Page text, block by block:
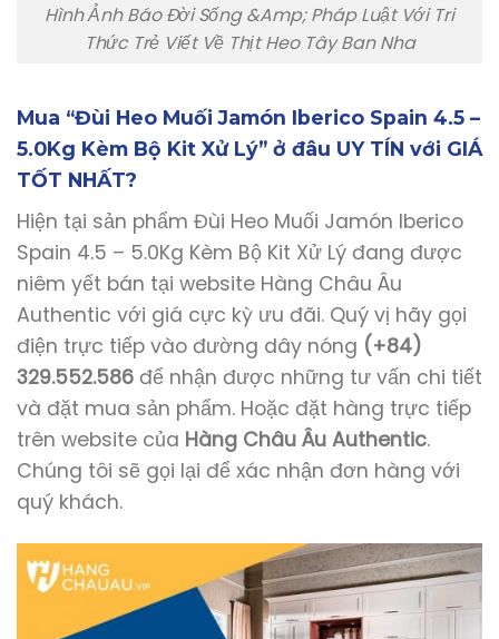
Hình Ảnh Báo Đời Sống &Amp; Pháp Luật Với Tri
Thức Trẻ Viết Về Thịt Heo Tây Ban Nha
Mua “Đùi Heo Muối Jamón Iberico Spain 4.5 –
5.0Kg Kèm Bộ Kit Xử Lý” ở đâu UY TÍN với GIÁ
TỐT NHẤT?
Hiện tại sản phẩm Đùi Heo Muối Jamón Iberico
Spain 4.5 – 5.0Kg Kèm Bộ Kit Xử Lý đang được
niêm yết bán tại website Hàng Châu Âu
Authentic với giá cực kỳ ưu đãi. Quý vị hãy gọi
điện trực tiếp vào đường dây nóng (+84)
329.552.586 để nhận được những tư vấn chi tiết
và đặt mua sản phẩm. Hoặc đặt hàng trực tiếp
trên website của Hàng Châu Âu Authentic.
Chúng tôi sẽ gọi lại để xác nhận đơn hàng với
quý khách.